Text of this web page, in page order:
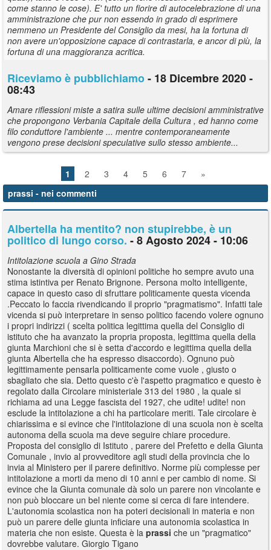
come stanno le cose). E' tutto un fiorire di autocelebrazione di una
amministrazione che pur non essendo in grado di esprimere
nemmeno un Presidente del Consiglio da mesi, ha la fortuna di
non avere un'opposizione capace di contrastarla, e ancor di più, la
fortuna di una maggioranza acritica.
Riceviamo è pubblichiamo- 18 Dicembre 2020 -
08:43
Amare riflessioni miste a satira sulle ultime decisioni amministrative
che propongono Verbania Capitale della Cultura , ed hanno come
filo conduttore l'ambiente ... mentre contemporaneamente
vengono prese decisioni speculative sullo stesso ambiente...
1 2 3 4 5 6 7
»
prassi - nei commenti
Albertella ha mentito? non stupirebbe, è un
politico di lungo corso. - 8 Agosto 2024 - 10:06
Intitolazione scuola a Gino Strada
Nonostante la diversità di opinioni politiche ho sempre avuto una
stima istintiva per Renato Brignone. Persona molto intelligente,
capace in questo caso di sfruttare politicamente questa vicenda
.Peccato lo faccia rivendicando il proprio "pragmatismo". Infatti tale
vicenda si può interpretare in senso politico facendo volere ognuno
i propri indirizzi ( scelta politica legittima quella del Consiglio di
istituto che ha avanzato la propria proposta, legittima quella della
giunta Marchioni che si è setta d'accordo e legittima quella della
giunta Albertella che ha espresso disaccordo). Ognuno può
legittimamente pensarla politicamente come vuole , giusto o
sbagliato che sia. Detto questo c'è l'aspetto pragmatico e questo è
regolato dalla Circolare ministeriale 313 del 1980 , la quale si
richiama ad una Legge fascista del 1927, che udite! udite! non
esclude la intitolazione a chi ha particolare meriti. Tale circolare è
chiarissima e si evince che l'intitolazione di una scuola non è scelta
autonoma della scuola ma deve seguire chiare procedure.
Proposta del consiglio di Istituto , parere del Prefetto e della Giunta
Comunale , invio al provveditore agli studi della provincia che lo
invia al Ministero per il parere definitivo. Norme più complesse per
intitolazione a morti da meno di 10 anni e per cambio di nome. Si
evince che la Giunta comunale dà solo un parere non vincolante e
non può bloccare un bel niente come si cerca di fare intendere.
L'autonomia scolastica non ha poteri decisionali in materia e non
può un parere delle giunta inficiare una autonomia scolastica in
materia che non esiste. Questa è la prassi che un "pragmatico"
dovrebbe valutare. Giorgio Tigano